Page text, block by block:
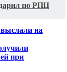
по РПЦ
на
при